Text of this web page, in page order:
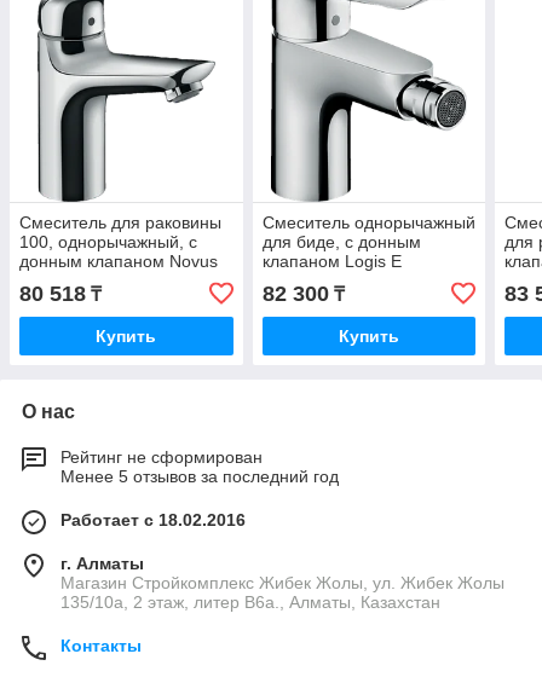
Смеситель для раковины
100, однорычажный, с
донным клапаном Novus
HG71030000
80 518 ₸
Купить
Смеситель однорычажный
для биде, с донным
клапаном Logis E
HG71232000
82 300₸
Купить
для
83
О нас
Рейтинг не сформирован
Менее 5 отзывов за последний год
Работает с 18.02.2016
г. Алматы
Магазин Стройкомплекс Жибек Жолы, ул. Жибек Жолы
135/10а, 2 этаж, литер В6а., Алматы, Казахстан
Контакты